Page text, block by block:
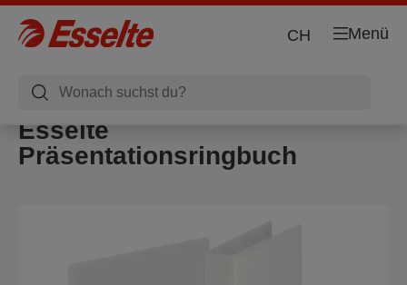
Menü
CH
Esselte
Präsentationsringbuch